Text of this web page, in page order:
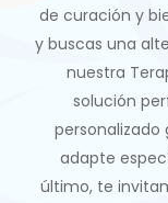
de curación y
y buscas una
nuestra
solución
adapte
último, te